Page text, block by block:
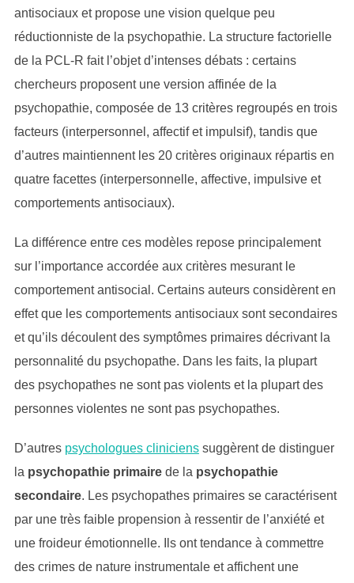
antisociaux et propose une vision quelque peu
réductionniste de la psychopathie. La structure factorielle
de la PCL-R fait l’objet d’intenses débats : certains
chercheurs proposent une version affinée de la
psychopathie, composée de 13 critères regroupés en trois
facteurs (interpersonnel, affectif et impulsif), tandis que
d’autres maintiennent les 20 critères originaux répartis en
quatre facettes (interpersonnelle, affective, impulsive et
comportements antisociaux).
La différence entre ces modèles repose principalement
sur l’importance accordée aux critères mesurant le
comportement antisocial. Certains auteurs considèrent en
effet que les comportements antisociaux sont secondaires
et qu’ils découlent des symptômes primaires décrivant la
personnalité du psychopathe. Dans les faits, la plupart
des psychopathes ne sont pas violents et la plupart des
personnes violentes ne sont pas psychopathes.
D’autres psychologues clinicienssuggèrent de distinguer
la psychopathie primairede la psychopathie
secondaire. Les psychopathes primaires se caractérisent
par une très faible propension à ressentir de l’anxiété et
une froideur émotionnelle. Ils ont tendance à commettre
des crimes de nature instrumentale et affichent une